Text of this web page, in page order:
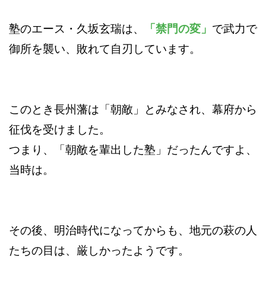
塾のエース・久坂玄瑞は、 「禁門の変」 で武力で
御所を襲い、敗れて自刃しています。
このとき長州藩は「朝敵」とみなされ、幕府から
征伐を受けました。
つまり、「朝敵を輩出した塾」だったんですよ、
当時は。
その後、明治時代になってからも、地元の萩の人
たちの目は、厳しかったようです。